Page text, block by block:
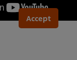
Accept